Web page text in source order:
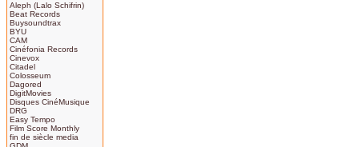
Aleph (Lalo Schifrin)
Beat Records
Buysoundtrax
BYU
CAM
Cinéfonia Records
Cinevox
Citadel
Colosseum
Dagored
DigitMovies
Disques CinéMusique
DRG
Easy Tempo
Film Score Monthly
fin de siècle media